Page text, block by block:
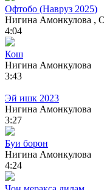
Офтобо (Навруз 2025)
Нигина Амонкулова ,
4:04
Кош
Нигина Амонкулова
3:43
Эй ишк 2023
Нигина Амонкулова
3:27
Буи борон
Нигина Амонкулова
4:24